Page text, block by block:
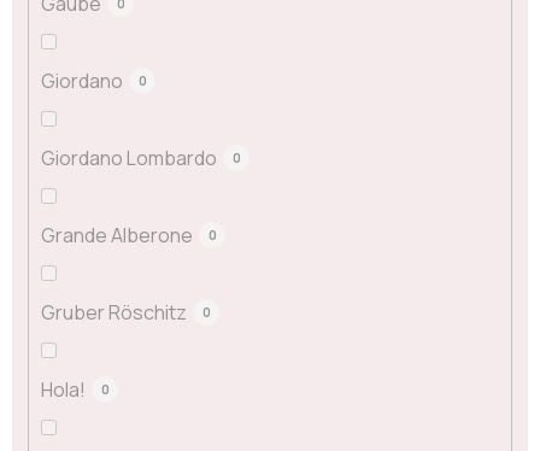
0
Giordano 0
Giordano Lombardo 0
Grande Alberone 0
Gruber Röschitz 0
Hola! 0